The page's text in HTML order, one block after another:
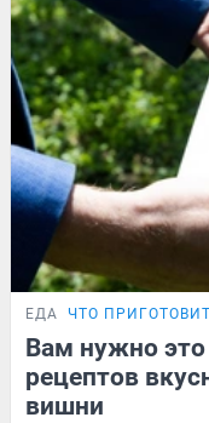
ЕДА ЧТО
Вам нужно
рецептов
вишни